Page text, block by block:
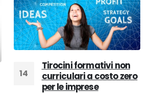
14
Tirocini formativi non
curriculari a costo zero
per le imprese